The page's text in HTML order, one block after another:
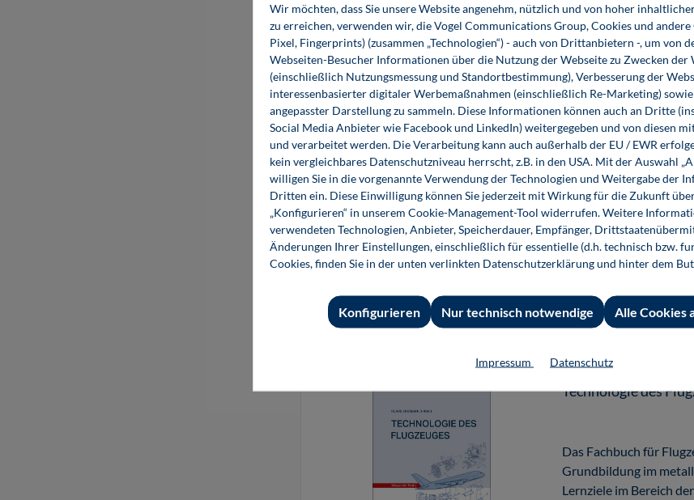
517,00 €*
Offenes Seminar, Inhouse
KI im Autohaus
✓ Prüfkriterien für
Autohaus ✓ Fahrplan
260,10 €*
Technologie des
Das Fachbuch für
Grundbildung im
Lernziele im Bereich
Wir möchten, dass Sie unsere Website angenehm, nützlich und von hoher
zu erreichen, verwenden wir, die Vogel Communications Group, Cookies und
Pixel, Fingerprints) (zusammen „Technologien“) - auch von Drittanbietern -, um von
Webseiten-Besucher Informationen über die Nutzung der Webseite zu Zwecken der
(einschließlich Nutzungsmessung und Standortbestimmung), Verbesserung der
interessenbasierter digitaler Werbemaßnahmen (einschließlich Re-Marketing)
angepasster Darstellung zu sammeln. Diese Informationen können auch an Dritte
Social Media Anbieter wie Facebook und LinkedIn) weitergegeben und von diesen
und verarbeitet werden. Die Verarbeitung kann auch außerhalb der EU / EWR
kein vergleichbares Datenschutzniveau herrscht, z.B. in den USA. Mit der Auswahl
willigen Sie in die vorgenannte Verwendung der Technologien und Weitergabe der
Dritten ein. Diese Einwilligung können Sie jederzeit mit Wirkung für die Zukunft
„Konfigurieren“ in unserem Cookie-Management-Tool widerrufen. Weitere
verwendeten Technologien, Anbieter, Speicherdauer, Empfänger,
Änderungen Ihrer Einstellungen, einschließlich für essentielle (d.h. technisch bzw.
Cookies, finden Sie in der unten verlinkten Datenschutzerklärung und hinter dem
Nur technisch notwendige
Konfigurieren Alle Cookies
Impressum Datenschutz